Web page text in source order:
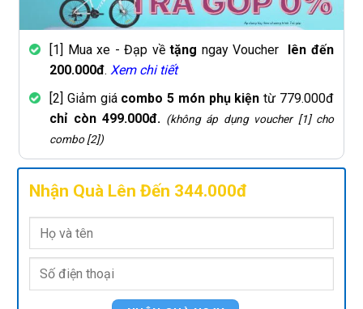
[1] Mua xe - Đạp vềtặng ngay Voucher lên đến
200.000đ. Xem chi tiết
[2] Giảm giá combo 5 món phụ kiện từ 779.000đ
chỉ còn 499.000đ. (không áp dụng voucher [1] cho
combo [2])
Nhận Quà Lên Đến 344.000đ